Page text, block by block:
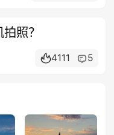
照？
4111 5